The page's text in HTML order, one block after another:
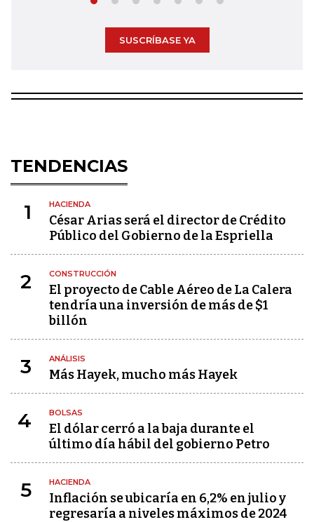
SUSCRÍBASE YA
TENDENCIAS
1 HACIENDA
César Arias será el director de Crédito
Público del Gobierno de la Espriella
2 CONSTRUCCIÓN
El proyecto de Cable Aéreo de La Calera
tendría una inversión de más de $1
billón
3 ANÁLISIS
Más Hayek, mucho más Hayek
4 BOLSAS
El dólar cerró a la baja durante el
último día hábil del gobierno Petro
5 HACIENDA
Inflación se ubicaría en 6,2% en julio y
regresaría a niveles máximos de 2024